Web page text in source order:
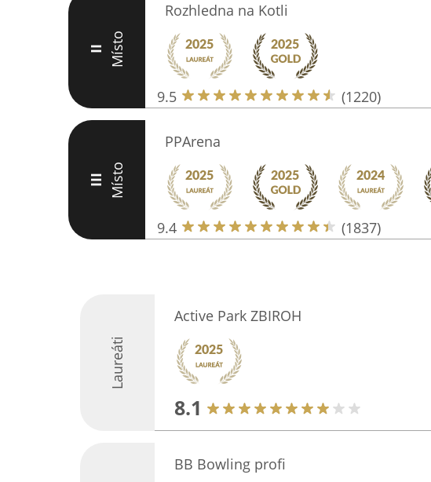
II Místo
Rozhledna na Kotli
9.5 (1220)
III Místo
PPArena
9.4 (1837)
Laureáti
Active Park ZBIROH
8.1
BB Bowling profi